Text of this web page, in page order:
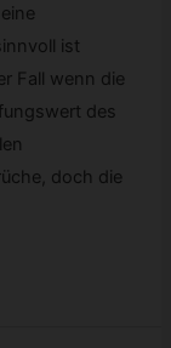
ist
Fall wenn die
des
doch die